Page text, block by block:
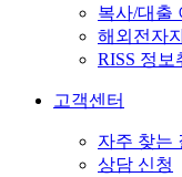
복사/대출
해외전자
RISS 정
고객센터
자주 찾는
상담 신청